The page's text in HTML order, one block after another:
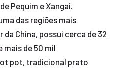
Pequim e Xangai.
das regiões mais
China, possui cerca de 32
mais de 50 mil
pot, tradicional prato